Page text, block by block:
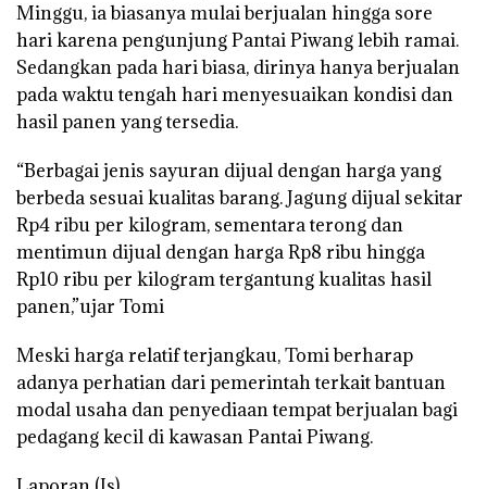
Minggu, ia biasanya mulai berjualan hingga sore
hari karena pengunjung Pantai Piwang lebih ramai.
Sedangkan pada hari biasa, dirinya hanya berjualan
pada waktu tengah hari menyesuaikan kondisi dan
hasil panen yang tersedia.
“Berbagai jenis sayuran dijual dengan harga yang
berbeda sesuai kualitas barang. Jagung dijual sekitar
Rp4 ribu per kilogram, sementara terong dan
mentimun dijual dengan harga Rp8 ribu hingga
Rp10 ribu per kilogram tergantung kualitas hasil
panen,”ujar Tomi
Meski harga relatif terjangkau, Tomi berharap
adanya perhatian dari pemerintah terkait bantuan
modal usaha dan penyediaan tempat berjualan bagi
pedagang kecil di kawasan Pantai Piwang.